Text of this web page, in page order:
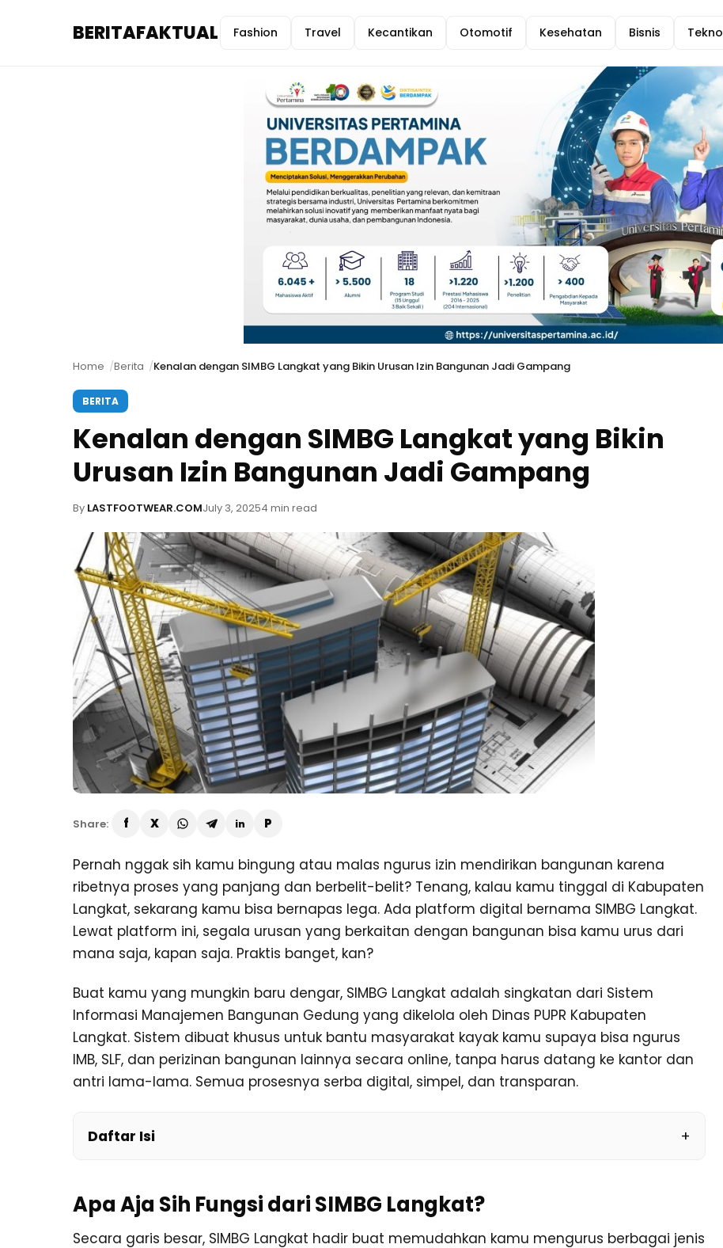
BERITAFAKTUAL Fashion Travel Kecantikan Otomotif Kesehatan Bisnis Tekno
Home Berita Kenalan dengan SIMBG Langkat yang Bikin Urusan Izin Bangunan Jadi Gampang
BERITA
Kenalan dengan SIMBG Langkat yang Bikin
Urusan Izin Bangunan Jadi Gampang
By LASTFOOTWEAR.COMJuly 3, 20254 min read
Share:
Pernah nggak sih kamu bingung atau malas ngurus izin mendirikan bangunan karena
ribetnya proses yang panjang dan berbelit-belit? Tenang, kalau kamu tinggal di Kabupaten
Langkat, sekarang kamu bisa bernapas lega. Ada platform digital bernama SIMBG Langkat.
Lewat platform ini, segala urusan yang berkaitan dengan bangunan bisa kamu urus dari
mana saja, kapan saja. Praktis banget, kan?
Buat kamu yang mungkin baru dengar, SIMBG Langkat adalah singkatan dari Sistem
Informasi Manajemen Bangunan Gedung yang dikelola oleh Dinas PUPR Kabupaten
Langkat. Sistem dibuat khusus untuk bantu masyarakat kayak kamu supaya bisa ngurus
IMB, SLF, dan perizinan bangunan lainnya secara online, tanpa harus datang ke kantor dan
antri lama-lama. Semua prosesnya serba digital, simpel, dan transparan.
Daftar Isi
Apa Aja Sih Fungsi dari SIMBG Langkat?
Secara garis besar, SIMBG Langkat hadir buat memudahkan kamu mengurus berbagai jenis